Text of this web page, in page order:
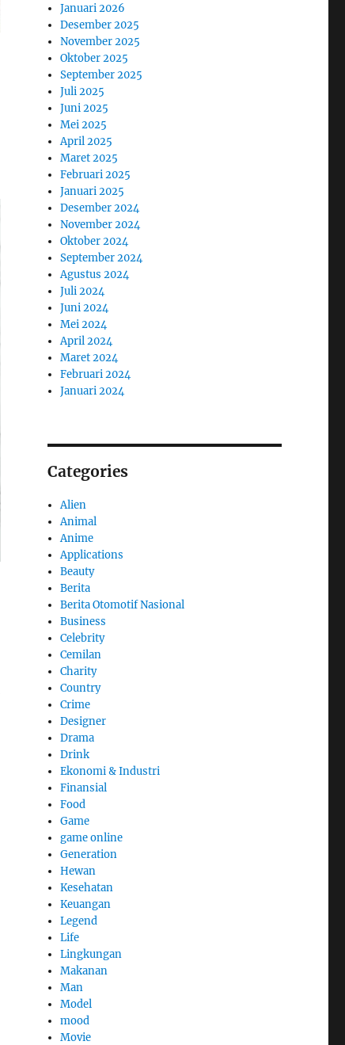
Januari 2026
Desember 2025
November 2025
Oktober 2025
September 2025
Juli 2025
Juni 2025
Mei 2025
April 2025
Maret 2025
Februari 2025
Januari 2025
Desember 2024
November 2024
Oktober 2024
September 2024
Agustus 2024
Juli 2024
Juni 2024
Mei 2024
April 2024
Maret 2024
Februari 2024
Januari 2024
Categories
Alien
Animal
Anime
Applications
Beauty
Berita
Berita Otomotif Nasional
Business
Celebrity
Cemilan
Charity
Country
Crime
Designer
Drama
Drink
Ekonomi & Industri
Finansial
Food
Game
game online
Generation
Hewan
Kesehatan
Keuangan
Legend
Life
Lingkungan
Makanan
Man
Model
mood
Movie